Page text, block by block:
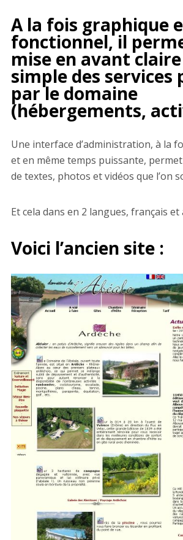
A la fois graphique
fonctionnel, il
mise en avant
simple des services
par le domaine
(hébergements,
Une interface d’administration, à la
et en même temps puissante,
de textes, photos et vidéos que l’on
Et cela dans en 2 langues, français et
Voici l’ancien site: